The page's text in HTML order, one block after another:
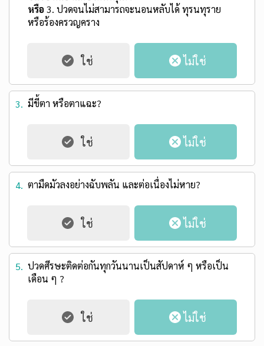
หรือ 3. ปวดจนไม่สามารถจะนอนหลับได้ ทุรนทุราย
หรือร้องครวญคราง
3. มีขี้ตา หรือตาแฉะ?
4. ตามืดมัวลงอย่างฉับพลัน และต่อเนื่องไม่หาย?
5. ปวดศีรษะติดต่อกันทุกวันนานเป็นสัปดาห์ ๆ หรือเป็น
เดือน ๆ ?